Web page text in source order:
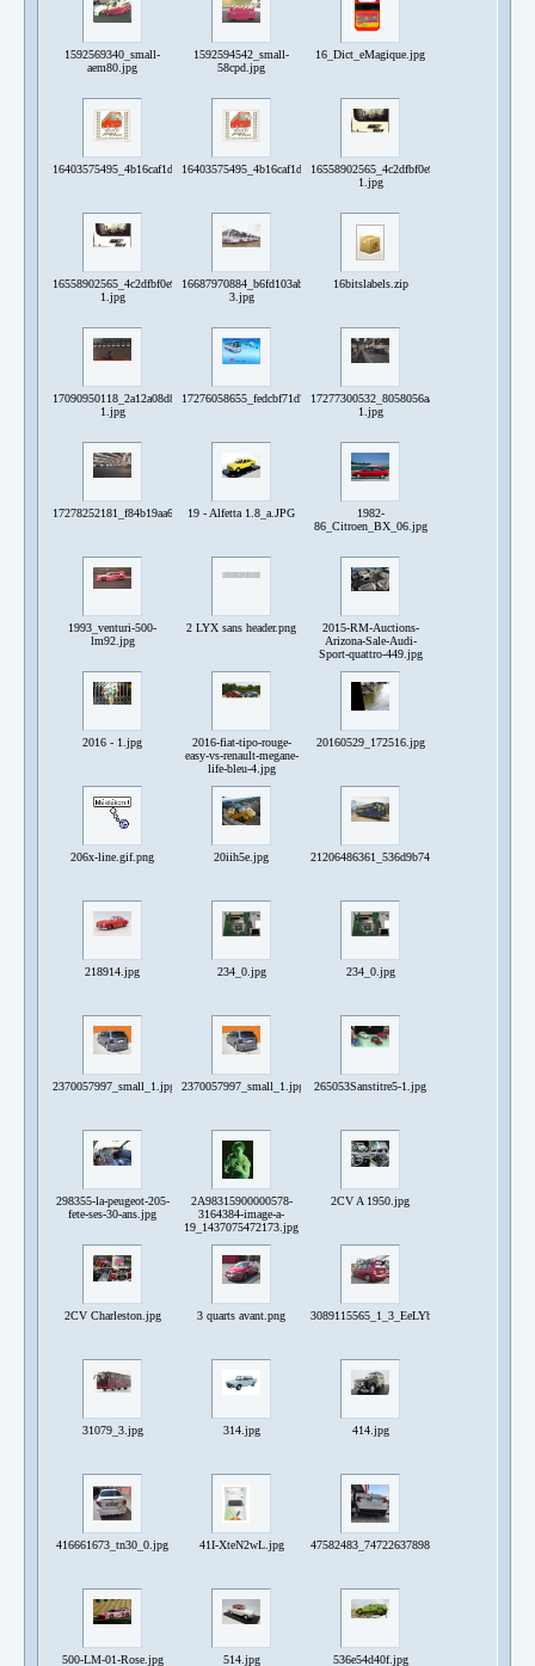
1592569340_small-
aem80.jpg
1592594542_small-
58cpd.jpg
16_Dict_eMagique.jpg
16403575495_4b16caf1d6_z.jpg16403575495_4b16caf1d6_z.jpg16558902565_4c2dfbf0e9_z-
1.jpg
16558902565_4c2dfbf0e9_z-
1.jpg
16687970884_b6fd103abd_z-
3.jpg
16bitslabels.zip
17090950118_2a12a08d85_z-
1.jpg
17276058655_fedcbf71d7_z.jpg17277300532_8058056aa6_z-
1.jpg
17278252181_f84b19aa69_z.jpg19 - Alfetta 1.8_a.JPG
1982-
86_Citroen_BX_06.jpg
1993_venturi-500-
lm92.jpg
2 LYX sans header.png
2015-RM-Auctions-
Arizona-Sale-Audi-
Sport-quattro-449.jpg
2016 - 1.jpg
2016-fiat-tipo-rouge-
easy-vs-renault-megane-
life-bleu-4.jpg
20160529_172516.jpg
206x-line.gif.png 20iih5e.jpg 21206486361_536d9b748d_o.jpg
218914.jpg 234_0.jpg 234_0.jpg
2370057997_small_1.jpg 2370057997_small_1.jpg 265053Sanstitre5-1.jpg
298355-la-peugeot-205-
fete-ses-30-ans.jpg
2A98315900000578-
3164384-image-a-
19_1437075472173.jpg
2CV A 1950.jpg
2CV Charleston.jpg 3 quarts avant.png 3089115565_1_3_EeLYbNym.jpg
31079_3.jpg 314.jpg 414.jpg
416661673_tn30_0.jpg 41I-XteN2wL.jpg
500-LM-01-Rose.jpg 514.jpg 536e54d40f.jpg